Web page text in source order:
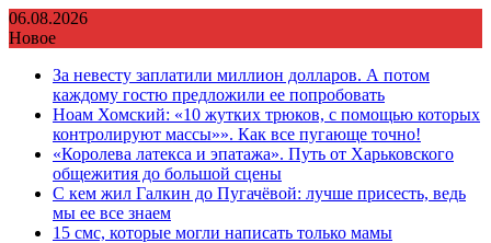
Перейти
к
06.08.2026
Новое
За невесту заплатили миллион долларов. А потом
каждому гостю предложили ее попробовать
Ноам Хомский: «10 жутких трюков, с помощью которых
контролируют массы»». Как все пугающе точно!
«Королева латекса и эпатажа». Путь от Харьковского
общежития до большой сцены
С кем жил Галкин до Пугачёвой: лучше присесть, ведь
мы ее все знаем
15 смс, которые могли написать только мамы